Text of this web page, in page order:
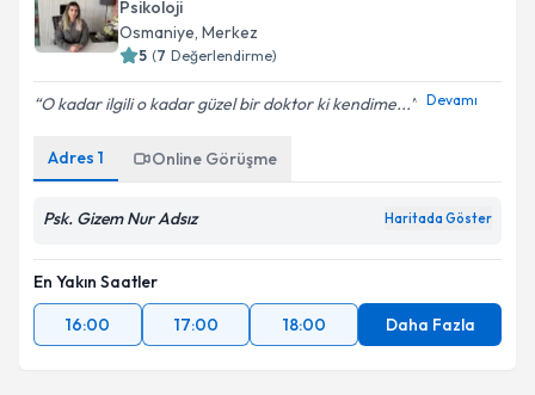
Kişisel verilerimin işlenmesine ilişkin
Metni'ni okudum ve kişisel verilerimin belirtilen
kapsamda işlenmesini kabul ediyorum.
Takvim Talebini Gönder
Psikoloji
Osmaniye, Merkez
5 (7 Değerlendirme)
O kadar ilgili o kadar güzel bir doktor ki kendime... Devamı
Adres 1 Online Görüşme
Psk. Gizem Nur Adsız Haritada Göster
En Yakın Saatler
16:00
17:00 18:00 Daha Fazla